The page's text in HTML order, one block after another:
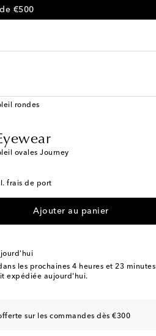
€500
rondes
ovales Journey
frais de port
Ajouter au panier
les prochaines 4 heures et 23 minutes
expédiée aujourd'hui.
sur les commandes dès €300